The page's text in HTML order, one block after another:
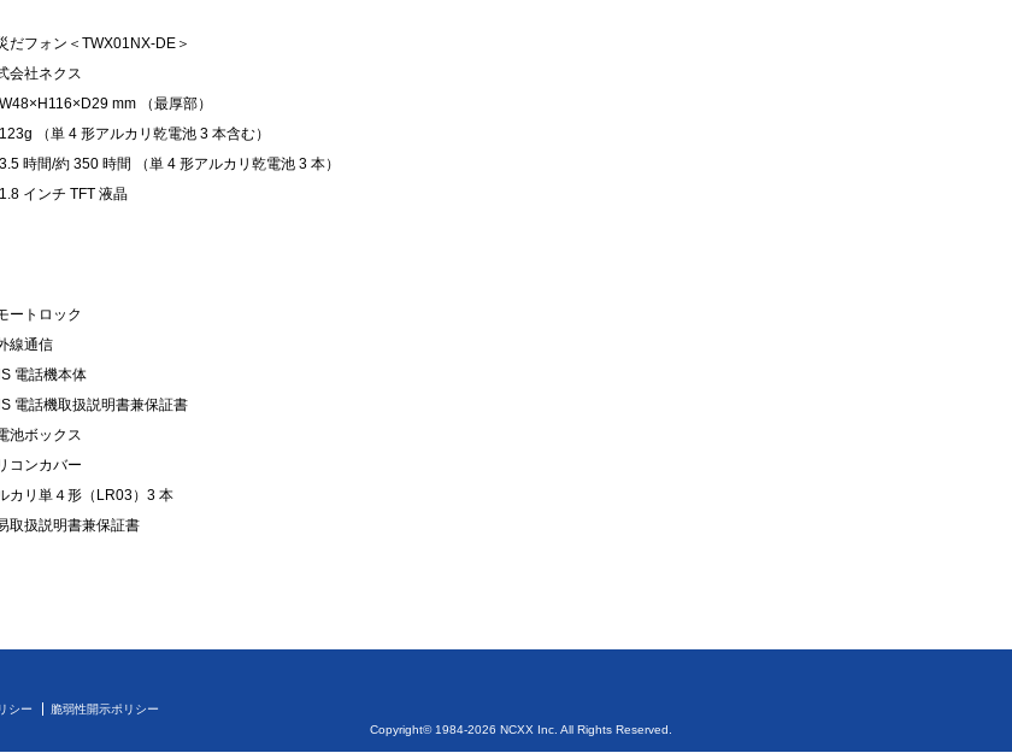
だフォン＜TWX01NX-DE＞
会社ネクス
mm （最厚部）
（単 4 形アルカリ乾電池 3 本含む）
時間/約 350 時間 （単 4 形アルカリ乾電池 3 本）
インチ TFT 液晶
ートロック
線通信
電話機本体
電話機取扱説明書兼保証書
池ボックス
コンカバー
カリ単４形（LR03）3 本
取扱説明書兼保証書
シー
脆弱性開示ポリシー
Copyright© 1984-2026 NCXX Inc. All Rights Reserved.